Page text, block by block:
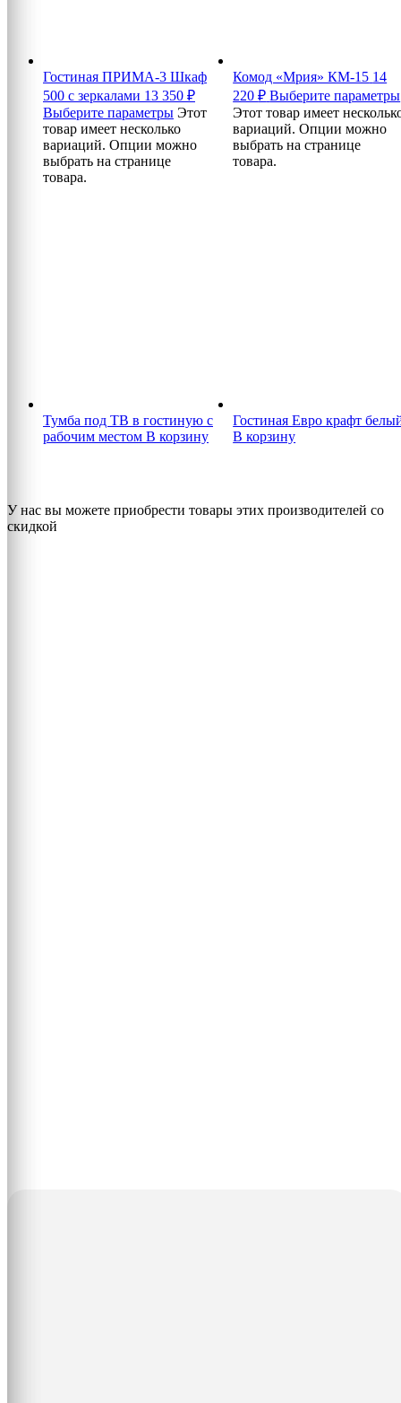
Гостиная ПРИМА-3 Шкаф
500 с зеркалами 13 350 ₽
Выберите параметры Этот
товар имеет несколько
вариаций. Опции можно
выбрать на странице
товара.
Комод «Мрия» КМ-15 14
220₽ Выберите параметры
Этот товар имеет
вариаций. Опции можно
выбрать на странице
товара.
Тумба под ТВ в гостиную с
рабочим местом В корзину
Гостиная Евро крафт
В корзину
У нас вы можете приобрести товары этих производителей со
скидкой